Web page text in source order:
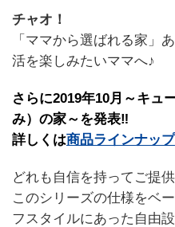
チャオ！
「ママから選ばれる家」
活を楽しみたいママへ♪
さらに2019年10月～キュ
み）の家～を発表‼
詳しくは商品ラインナップ
どれも自信を持ってご提
このシリーズの仕様をベ
フスタイルにあった自由設